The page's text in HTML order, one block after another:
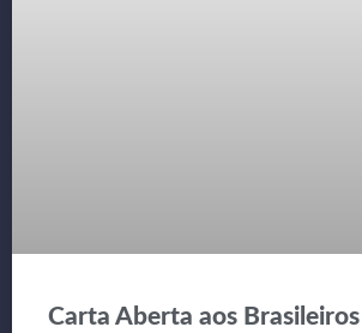
Carta Aberta aos